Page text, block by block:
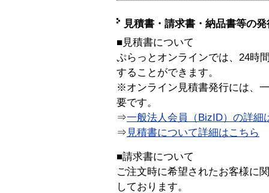
見積書・請求書・納品書等の
■見積書について
ぷらっとオンラインでは、24時
することができます。
※オンライン見積書発行には、
要です。
⇒一般法人会員（BizID）の詳細
⇒ 見積書について詳細はこちら
■請求書について
ご注文時に希望されたお客様に
しております。